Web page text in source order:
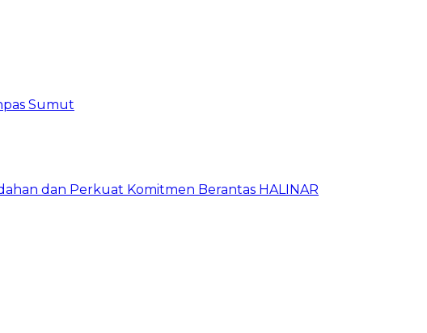
Sumut
dan Perkuat Komitmen Berantas HALINAR